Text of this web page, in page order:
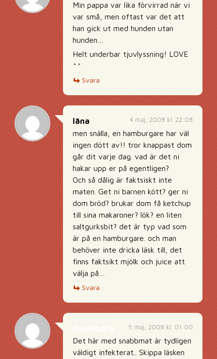
Min pappa var lika förvirrad när vi
var små, men oftast var det att
han gick ut med hunden utan
hunden…
Helt underbar tjuvlyssning! LOVE
^^
Svara
4 maj, 2008 kl. 22:08
läna
men snälla, en hamburgare har väl
ingen dött av!! tror knappast dom
går dit varje dag. vad är det ni
hakar upp er på egentligen?
Och så dålig är faktsiskt inte
maten. Get ni barnen kött? ger ni
dom bröd? brukar dom få ketchup
till sina makaroner? lök? en liten
saltgurksbit? det är typ vad som
är på en hamburgare. och man
behöver inte dricka läsk till, det
finns faktsikt mjölk och juice att
välja på…
Svara
5 maj, 2008 kl. 01:00
Det här med snabbmat är tydligen
väldigt infekterat.. Skippa läsken